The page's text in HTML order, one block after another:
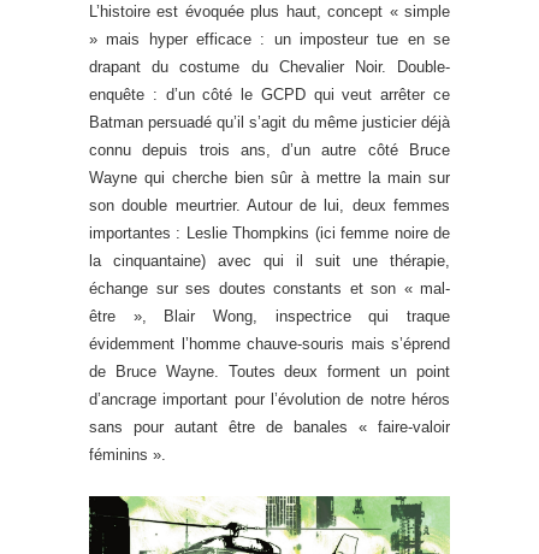
L’histoire est évoquée plus haut, concept « simple
» mais hyper efficace : un imposteur tue en se
drapant du costume du Chevalier Noir. Double-
enquête : d’un côté le GCPD qui veut arrêter ce
Batman persuadé qu’il s’agit du même justicier déjà
connu depuis trois ans, d’un autre côté Bruce
Wayne qui cherche bien sûr à mettre la main sur
son double meurtrier. Autour de lui, deux femmes
importantes : Leslie Thompkins (ici femme noire de
la cinquantaine) avec qui il suit une thérapie,
échange sur ses doutes constants et son « mal-
être », Blair Wong, inspectrice qui traque
évidemment l’homme chauve-souris mais s’éprend
de Bruce Wayne. Toutes deux forment un point
d’ancrage important pour l’évolution de notre héros
sans pour autant être de banales « faire-valoir
féminins ».